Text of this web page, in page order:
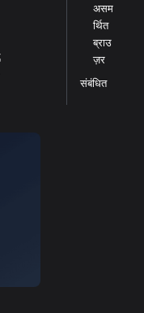
असम
र्थित
ब्राउ
ज़र
संबंधित